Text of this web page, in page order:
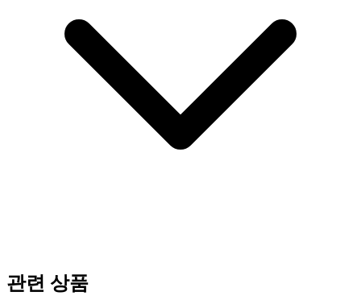
관련 상품